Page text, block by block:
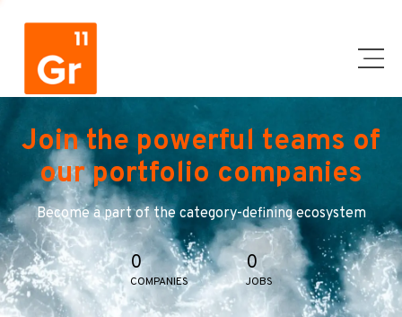
Join the powerful teams of
our portfolio companies
Become a part of the category-defining ecosystem
0
COMPANIES
0
JOBS